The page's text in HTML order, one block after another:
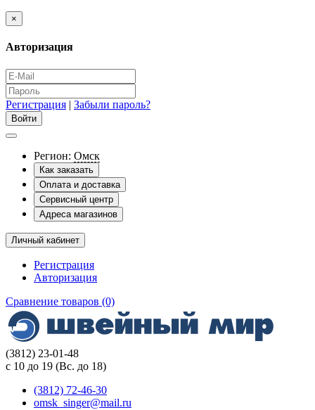
×
Авторизация
Регистрация | Забыли пароль?
Регион: Омск
Как заказать
Оплата и доставка
Сервисный центр
Адреса магазинов
Личный кабинет
Регистрация
Авторизация
Сравнение товаров (0)
(3812) 23-01-48
с 10 до 19 (Вс. до 18)
(3812) 72-46-30
omsk_singer@mail.ru